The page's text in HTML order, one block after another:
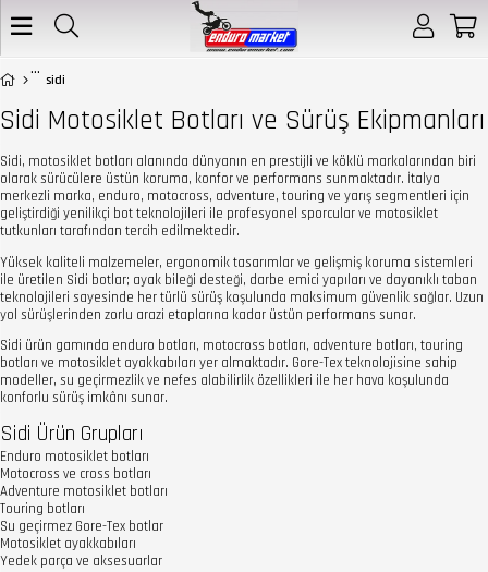
sidi
Sidi Motosiklet Botları ve Sürüş Ekipmanları
Sidi, motosiklet botları alanında dünyanın en prestijli ve köklü markalarından biri
olarak sürücülere üstün koruma, konfor ve performans sunmaktadır. İtalya
merkezli marka, enduro, motocross, adventure, touring ve yarış segmentleri için
geliştirdiği yenilikçi bot teknolojileri ile profesyonel sporcular ve motosiklet
tutkunları tarafından tercih edilmektedir.
Yüksek kaliteli malzemeler, ergonomik tasarımlar ve gelişmiş koruma sistemleri
ile üretilen Sidi botlar; ayak bileği desteği, darbe emici yapıları ve dayanıklı taban
teknolojileri sayesinde her türlü sürüş koşulunda maksimum güvenlik sağlar. Uzun
yol sürüşlerinden zorlu arazi etaplarına kadar üstün performans sunar.
Sidi ürün gamında enduro botları, motocross botları, adventure botları, touring
botları ve motosiklet ayakkabıları yer almaktadır. Gore-Tex teknolojisine sahip
modeller, su geçirmezlik ve nefes alabilirlik özellikleri ile her hava koşulunda
konforlu sürüş imkânı sunar.
Sidi Ürün Grupları
Enduro motosiklet botları
Motocross ve cross botları
Adventure motosiklet botları
Touring botları
Su geçirmez Gore-Tex botlar
Motosiklet ayakkabıları
Yedek parça ve aksesuarlar